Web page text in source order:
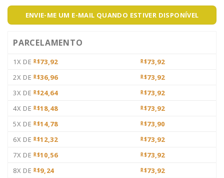
ENVIE-ME UM E-MAIL QUANDO ESTIVER DISPONÍVEL
PARCELAMENTO
1X DE R$73,92 R$73,92
2X DE R$36,96 R$73,92
3X DE R$24,64 R$73,92
4X DE R$18,48 R$73,92
5X DE R$14,78 R$73,90
6X DE R$12,32 R$73,92
7X DE R$10,56 R$73,92
8X DE R$9,24 R$73,92